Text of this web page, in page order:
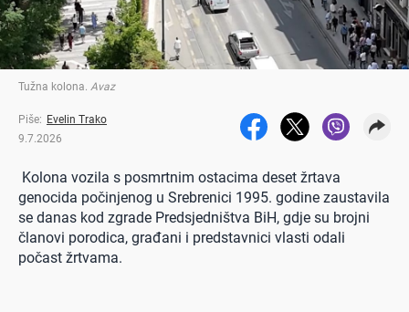
Tužna kolona. Avaz
Piše: Evelin Trako
9.7.2026
Kolona vozila s posmrtnim ostacima deset žrtava
genocida počinjenog u Srebrenici 1995. godine zaustavila
se danas kod zgrade Predsjedništva BiH, gdje su brojni
članovi porodica, građani i predstavnici vlasti odali
počast žrtvama.